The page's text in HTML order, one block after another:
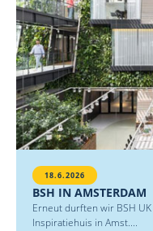
18.6.2026
BSH IN AMSTERDAM
Erneut durften wir BSH
Inspiratiehuis in Amst....